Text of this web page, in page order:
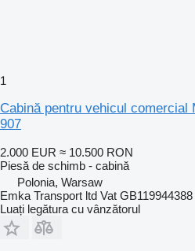
1
Cabină pentru vehicul comercial
907
2.000 EUR ≈ 10.500 RON
Piesă de schimb - cabină
Polonia, Warsaw
Emka Transport ltd Vat
Luați legătura cu vânzătorul